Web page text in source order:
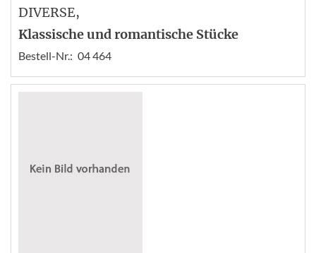
DIVERSE,
Klassische und romantische Stücke
Bestell-Nr.: 04 464